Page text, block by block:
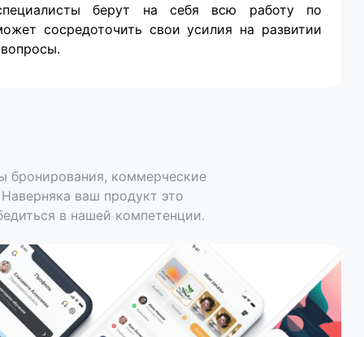
берут на себя всю работу по
сосредоточить свои усилия на развитии
бронирования, коммерческие
ваш продукт это
в нашей компетенции.